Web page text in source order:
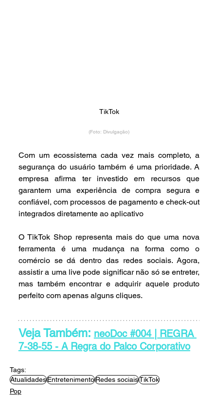
TikTok
(Foto: Divulgação)
Com um ecossistema cada vez mais completo, a
segurança do usuário também é uma prioridade. A
empresa afirma ter investido em recursos que
garantem uma experiência de compra segura e
confiável, com processos de pagamento e check-out
integrados diretamente ao aplicativo
O TikTok Shop representa mais do que uma nova
ferramenta é uma mudança na forma como o
comércio se dá dentro das redes sociais. Agora,
assistir a uma live pode significar não só se entreter,
mas também encontrar e adquirir aquele produto
perfeito com apenas alguns cliques.
Veja Também: neoDoc #004 | REGRA
7-38-55 - A Regra do Palco Corporativo
Tags:
AtualidadesEntretenimentoRedes sociaisTikTok
Pop